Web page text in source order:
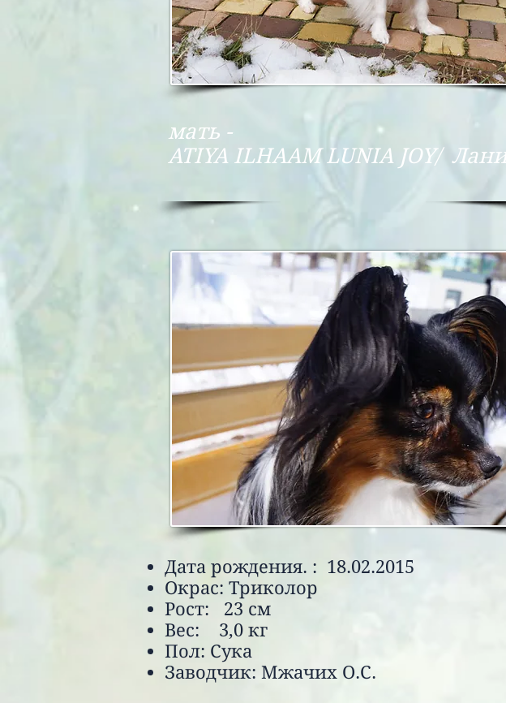
мать -
ATIYA ILHAAM LUNIA JOY/
Дата рождения. : 18.02.2015
Окрас: Триколор
Рост: 23 см
Вес: 3,0 кг
Пол: Сука
Заводчик: Мжачих